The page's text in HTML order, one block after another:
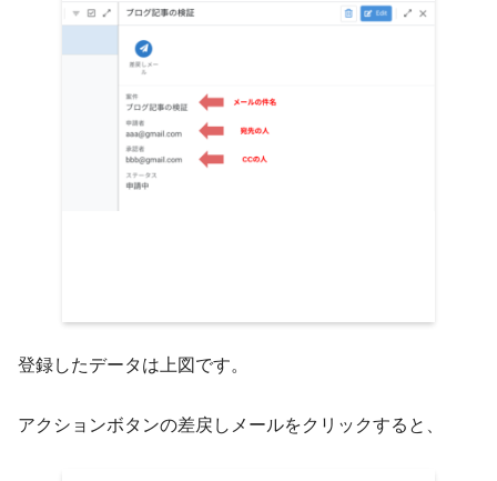
登録したデータは上図です。
アクションボタンの差戻しメールをクリックすると、